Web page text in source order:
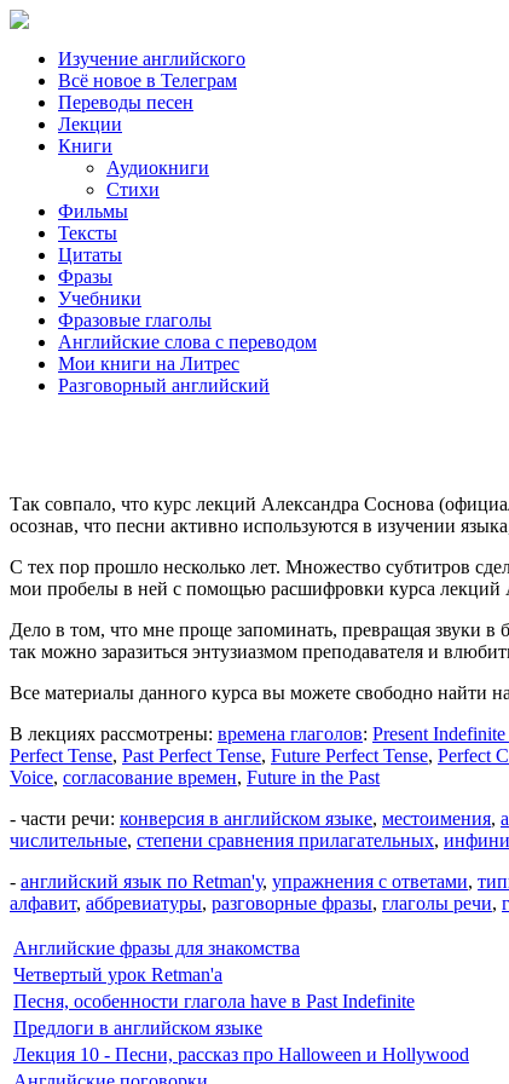
Изучение английского
Всё новое в Телеграм
Переводы песен
Лекции
Книги
Аудиокниги
Стихи
Фильмы
Тексты
Цитаты
Фразы
Учебники
Фразовые глаголы
Английские слова с переводом
Мои книги на Литрес
Разговорный английский
Так совпало, что курс лекций Александра Соснова
осознав, что песни активно используются в изучении
С тех пор прошло несколько лет. Множество субтитров
мои пробелы в ней с помощью расшифровки курса лекций
Дело в том, что мне проще запоминать, превращая звуки в
так можно заразиться энтузиазмом преподавателя и
Все материалы данного курса вы можете свободно найти
В лекциях рассмотрены: времена глаголов: Present Indefinite
Perfect Tense, Past Perfect Tense, Future Perfect Tense, Perfect
Voice, согласование времен, Future in the Past
- части речи: конверсия в английском языке, местоимения,
числительные, степени сравнения прилагательных,
- английский язык по Retman'у, упражнения с ответами,
алфавит, аббревиатуры, разговорные фразы, глаголы речи,
Английские фразы для знакомства
Четвертый урок Retman'а
Песня, особенности глагола have в Past Indefinite
Предлоги в английском языке
Лекция 10 - Песни, рассказ про Halloween и Hollywood